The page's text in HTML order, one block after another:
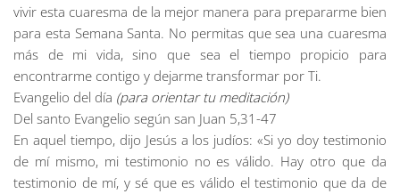
vivir esta cuaresma de la mejor manera para prepararme bien
para esta Semana Santa. No permitas que sea una cuaresma
más de mi vida, sino que sea el tiempo propicio para
encontrarme contigo y dejarme transformar por Ti.
Evangelio del día (para orientar tu meditación)
Del santo Evangelio según san Juan 5,31-47
En aquel tiempo, dijo Jesús a los judíos: «Si yo doy testimonio
de mí mismo, mi testimonio no es válido. Hay otro que da
testimonio de mí, y sé que es válido el testimonio que da de